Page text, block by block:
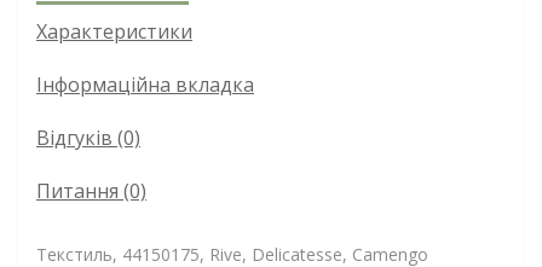
Характеристики
Інформаційна вкладка
Відгуків (0)
Питання (0)
Текстиль, 44150175, Rive, Delicatesse, Camengo